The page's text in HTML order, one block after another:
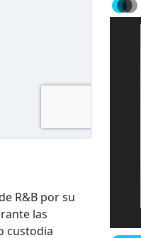
R&B por su
las
custodia